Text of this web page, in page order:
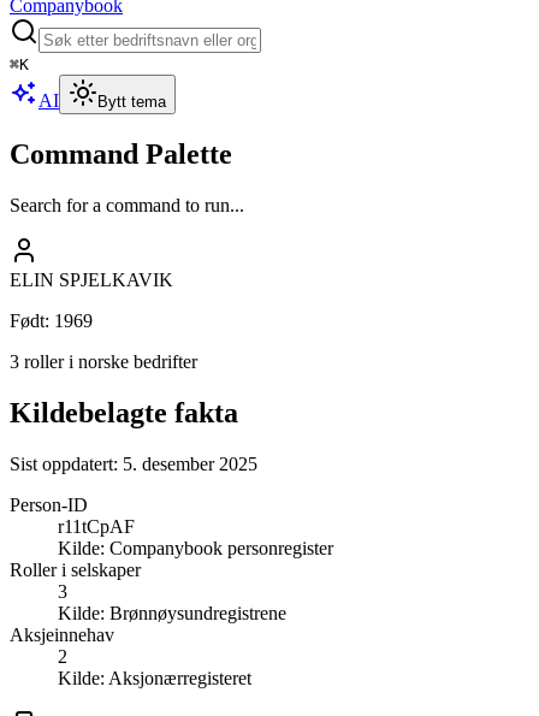
Companybook
⌘K
AI Bytt tema
Command Palette
Search for a command to run...
ELIN SPJELKAVIK
Født: 1969
3 roller i norske bedrifter
Kildebelagte fakta
Sist oppdatert: 5. desember 2025
Person-ID
r11tCpAF
Kilde: Companybook personregister
Roller i selskaper
3
Kilde: Brønnøysundregistrene
Aksjeinnehav
2
Kilde: Aksjonærregisteret